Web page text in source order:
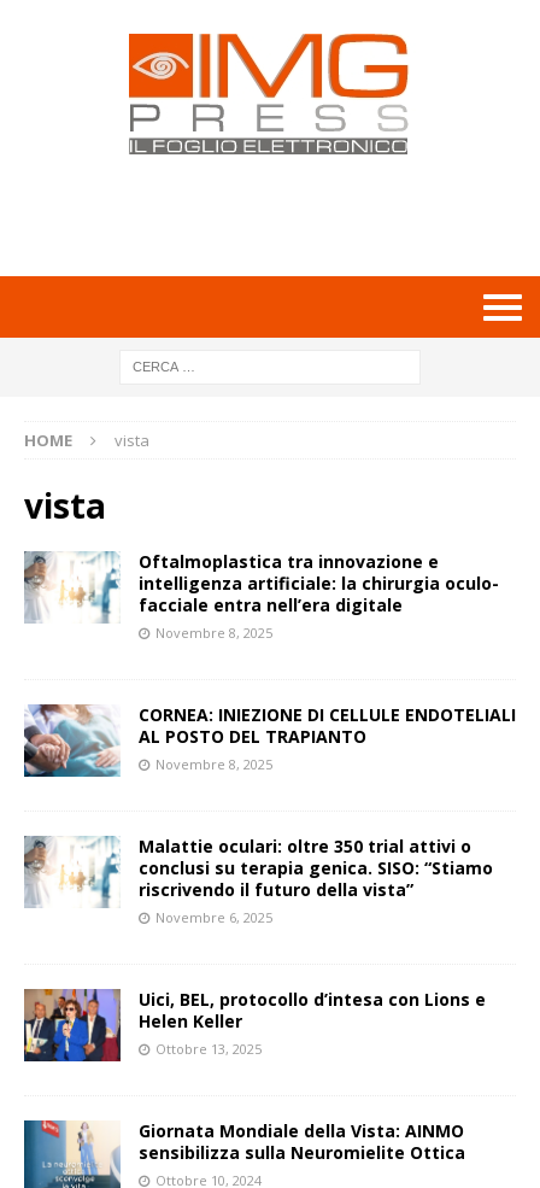
HOME vista
vista
Oftalmoplastica tra innovazione e
intelligenza artificiale: la chirurgia oculo-
facciale entra nell’era digitale
Novembre 8, 2025
CORNEA: INIEZIONE DI CELLULE ENDOTELIALI
AL POSTO DEL TRAPIANTO
Novembre 8, 2025
Malattie oculari: oltre 350 trial attivi o
conclusi su terapia genica. SISO: “Stiamo
riscrivendo il futuro della vista”
Novembre 6, 2025
Uici, BEL, protocollo d’intesa con Lions e
Helen Keller
Ottobre 13, 2025
Giornata Mondiale della Vista: AINMO
sensibilizza sulla Neuromielite Ottica
Ottobre 10, 2024